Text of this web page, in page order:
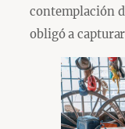
contemplación
obligó a